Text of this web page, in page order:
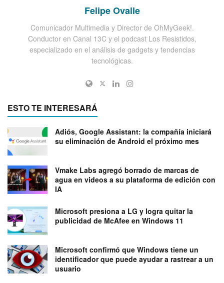
Felipe Ovalle
Comunicador Multimedia y Director de OhMyGeek!.
Conductor en Canal 13C y el podcast Los Resistidos,
especializado en el análisis de gadgets y tendencias
tecnológicas.
ESTO TE INTERESARÁ
Adiós, Google Assistant: la compañía iniciará
su eliminación de Android el próximo mes
Vmake Labs agregó borrado de marcas de
agua en videos a su plataforma de edición con
IA
Microsoft presiona a LG y logra quitar la
publicidad de McAfee en Windows 11
Microsoft confirmó que Windows tiene un
identificador que puede ayudar a rastrear a un
usuario